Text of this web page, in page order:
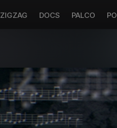
ZIGZAG DOCS PALCO